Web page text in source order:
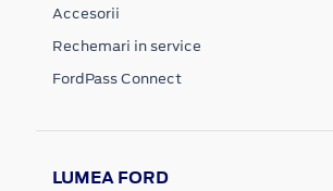
Accesorii
Rechemari in service
FordPass Connect
LUMEA FORD